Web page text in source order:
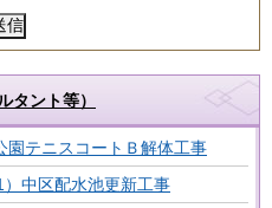
タント等）
園テニスコートＢ解体工事
）中区配水池更新工事